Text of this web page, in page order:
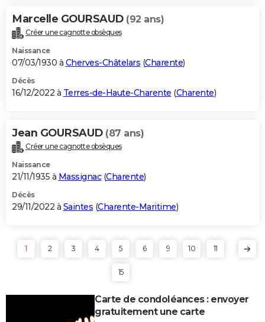
Marcelle GOURSAUD (92 ans)
Créer une cagnotte obsèques
Naissance
07/03/1930 à Cherves-Châtelars (Charente)
Décès
16/12/2022 à Terres-de-Haute-Charente (Charente)
Jean GOURSAUD (87 ans)
Créer une cagnotte obsèques
Naissance
21/11/1935 à Massignac(Charente)
Décès
29/11/2022 à Saintes (Charente-Maritime)
1 2 3 4 5 6 9 10 11
15
Carte de condoléances : envoyer
gratuitement une carte